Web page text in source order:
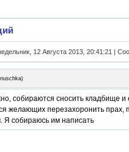
12 Августа 2013, 20:41:21 |
)
собираются сносить кладбище и
желающих перезахоронить прах,
Я собираюсь им написать